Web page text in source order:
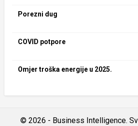
Porezni dug
COVID potpore
Omjer troška energije u 2025.
© 2026 - Business Intelligence.